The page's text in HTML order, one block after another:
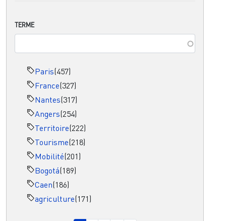
TERME
Paris(457)
France(327)
Nantes(317)
Angers(254)
Territoire(222)
Tourisme(218)
Mobilité(201)
Bogotá(189)
Caen(186)
agriculture(171)